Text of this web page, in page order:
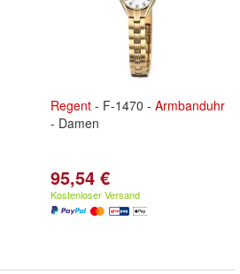
Regent - F-1470 - Armbanduhr
- Damen
95,54 €
Kostenloser Versand